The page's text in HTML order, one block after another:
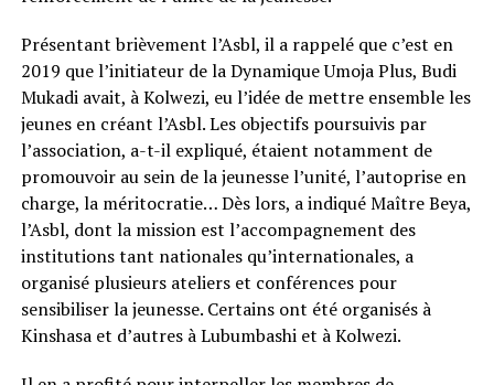
Présentant brièvement l’Asbl, il a rappelé que c’est en
2019 que l’initiateur de la Dynamique Umoja Plus, Budi
Mukadi avait, à Kolwezi, eu l’idée de mettre ensemble les
jeunes en créant l’Asbl. Les objectifs poursuivis par
l’association, a-t-il expliqué, étaient notamment de
promouvoir au sein de la jeunesse l’unité, l’autoprise en
charge, la méritocratie… Dès lors, a indiqué Maître Beya,
l’Asbl, dont la mission est l’accompagnement des
institutions tant nationales qu’internationales, a
organisé plusieurs ateliers et conférences pour
sensibiliser la jeunesse. Certains ont été organisés à
Kinshasa et d’autres à Lubumbashi et à Kolwezi.